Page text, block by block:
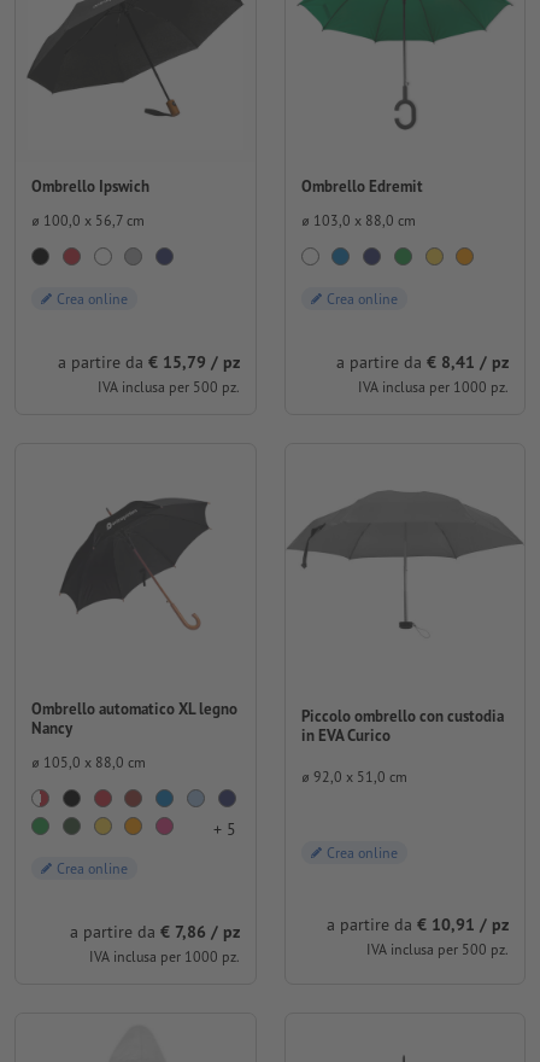
Ombrello Ipswich
⌀ 100,0 x 56,7 cm
Crea online
a partire da € 15,79 / pz
IVA inclusa per 500 pz.
Ombrello Edremit
⌀ 103,0 x 88,0 cm
Crea online
a partire da € 8,41 / pz
IVA inclusa per 1000 pz.
Ombrello automatico XL legno
Nancy
⌀ 105,0 x 88,0 cm
+ 5
Crea online
a partire da € 7,86 / pz
IVA inclusa per 1000 pz.
Piccolo ombrello con custodia
in EVA Curico
⌀ 92,0 x 51,0 cm
Crea online
a partire da € 10,91 / pz
IVA inclusa per 500 pz.